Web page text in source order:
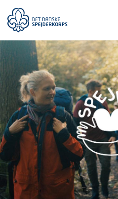
hovedindhold